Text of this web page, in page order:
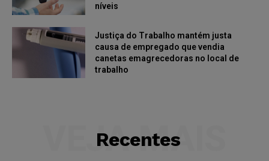
níveis
Justiça do Trabalho mantém justa
causa de empregado que vendia
canetas emagrecedoras no local de
trabalho
Recentes
VEJA MAIS